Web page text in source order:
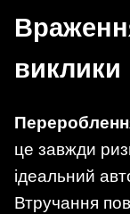
виклики
це завжди
ідеальний
Втручання